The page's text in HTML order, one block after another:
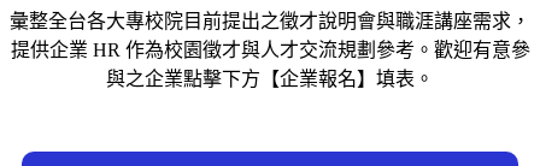
彙整全台各大專校院目前提出之徵才說明會與職涯講座需求，
提供企業 HR 作為校園徵才與人才交流規劃參考。歡迎有意參
與之企業點擊下方【企業報名】填表。